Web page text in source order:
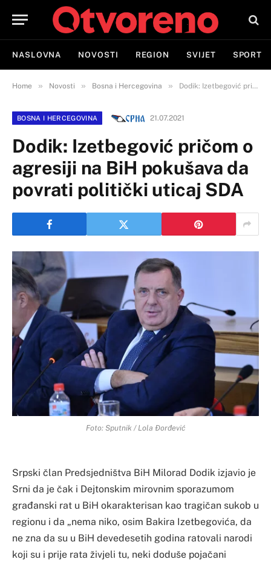
NASLOVNA NOVOSTI REGION SVIJET SPORT
Home » Novosti » Bosna i Hercegovina » Dodik: Izetbegović pričom o agresiji na BiH pokušava da povrati politički uticaj SDA
BOSNA I HERCEGOVINA 21.07.2021
Dodik: Izetbegović pričom o
agresiji na BiH pokušava da
povrati politički uticaj SDA
Foto: Sputnik / Lola Đorđević
Srpski član Predsjedništva BiH Milorad Dodik izjavio je
Srni da je čak i Dejtonskim mirovnim sporazumom
građanski rat u BiH okarakterisan kao tragičan sukob u
regionu i da „nema niko, osim Bakira Izetbegovića, da
ne zna da su u BiH devedesetih godina ratovali narodi
koji su i prije rata živjeli tu, neki doduše pojačani